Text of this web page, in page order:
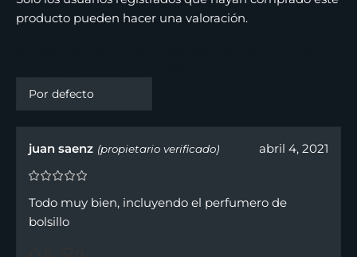
juan saenz (propietario verificado) abril 4, 2021
Todo muy bien, incluyendo el perfumero de
bolsillo
producto pueden hacer una valoración.